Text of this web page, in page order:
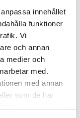
innehållet
funktioner
Vi
och annan
medier och
med.
med annan
som de har